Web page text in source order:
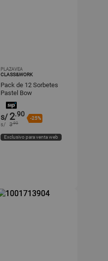
PLAZAVEA
CLASS&WORK
Pack de 12 Sorbetes
Pastel Bow
CLASS&WORK
s/ 2.90
-25%
s/ 3.90
Exclusivo para venta web